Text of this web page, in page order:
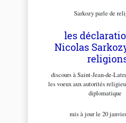
Sarkozy parle de
les
Nicolas
discours à Saint-Jean-de-
les voeux aux autorités
diplomatique
mis à jour le 20